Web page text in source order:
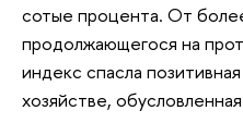
сотые процента. От
продолжающегося на
индекс спасла
хозяйстве,